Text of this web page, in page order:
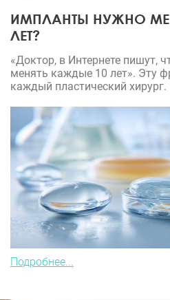
ИМПЛАНТЫ НУЖНО
ЛЕТ?
«Доктор, в Интернете пишут,
менять каждые 10 лет». Эту
каждый пластический хирург.
Подробнее...